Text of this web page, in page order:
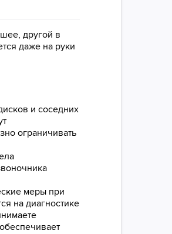
другой в
даже на руки
и соседних
ограничивать
меры при
на диагностике